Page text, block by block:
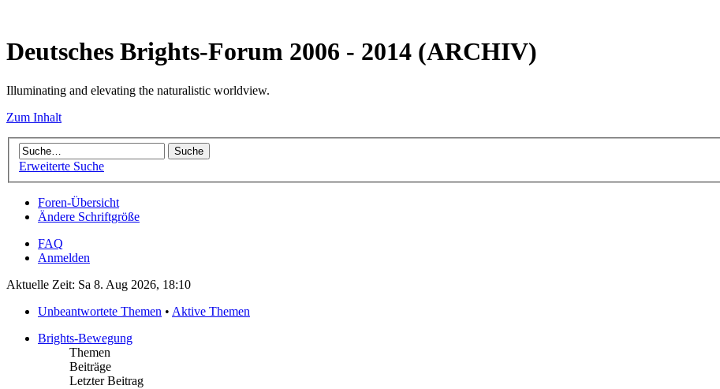
Deutsches Brights-Forum 2006 - 2014 (ARCHIV)
Illuminating and elevating the naturalistic worldview.
Zum Inhalt
Erweiterte Suche
Foren-Übersicht
Ändere Schriftgröße
FAQ
Anmelden
Aktuelle Zeit: Sa 8. Aug 2026, 18:10
Unbeantwortete Themen • Aktive Themen
Brights-Bewegung
Themen
Beiträge
Letzter Beitrag